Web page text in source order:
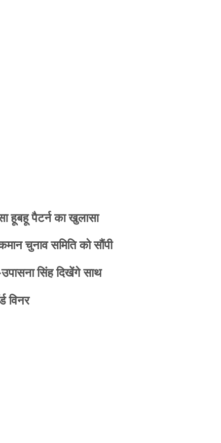
हूबहू पैटर्न का खुलासा
चुनाव समिति को सौंपी
उपासना सिंह दिखेंगे साथ
विनर